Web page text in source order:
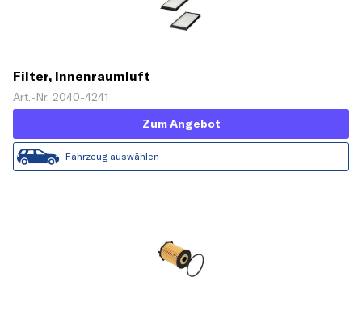
Filter, Innenraumluft
Art.-Nr. 2040-4241
Zum Angebot
Fahrzeug auswählen